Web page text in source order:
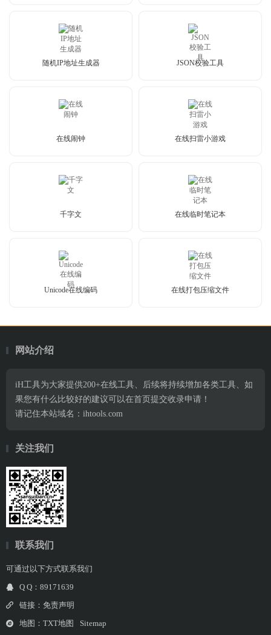
随机IP地址生成器 JSON校验工具
在线闹钟 在线扫雷小游戏
千字文 在线临时笔记本
Unicode在线编码 在线打包压缩文件
网站介绍
iH工具为大家提供200+在线工具、后续将持续增加各类工具、如
果您有什么比较好的建议可以在首页提交收录申请！
请记住本站域名：ihtools.com
关注我们
联系我们
可通过以下方式联系我们
Q Q：89171639
链接： 免责声明
地图： TXT地图 Sitemap